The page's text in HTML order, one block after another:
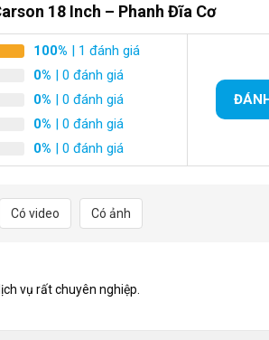
bật với những ưu điểm dành cho trẻ nhỏ
động
khoắn với khung sườn chắc chắn, lốp
Cấu hình đơn giản giúp bé tập trung vào
cho các hoạt động như đạp xe quanh
18 Inch – Phanh Đĩa Cơ
100% | 1 đánh giá
0% | 0 đánh giá
0% | 0 đánh giá
0% | 0 đánh giá
0% | 0 đánh giá
Có video Có ảnh
vụ rất chuyên nghiệp.